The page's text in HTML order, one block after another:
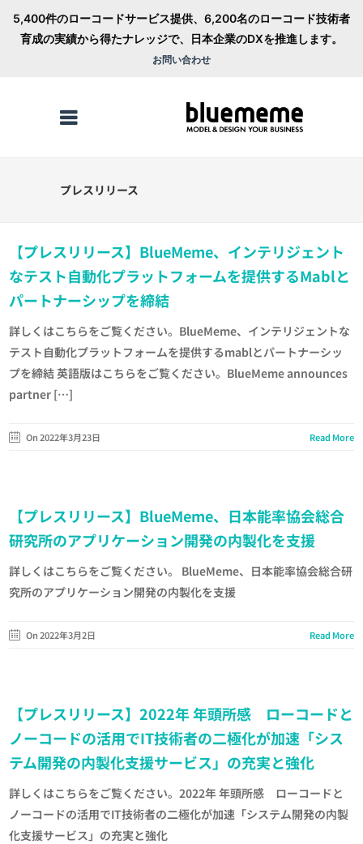
5,400件のローコードサービス提供、6,200名のローコード技術者
育成の実績から得たナレッジで、日本企業のDXを推進します。
お問い合わせ
プレスリリース
【プレスリリース】BlueMeme、インテリジェント
なテスト自動化プラットフォームを提供するmablと
パートナーシップを締結
詳しくはこちらをご覧ください。BlueMeme、インテリジェントな
テスト自動化プラットフォームを提供するmablとパートナーシッ
プを締結 英語版はこちらをご覧ください。BlueMeme announces
partner […]
On 2022年3月23日 Read More
【プレスリリース】BlueMeme、日本能率協会総合
研究所のアプリケーション開発の内製化を支援
詳しくはこちらをご覧ください。 BlueMeme、日本能率協会総合研
究所のアプリケーション開発の内製化を支援
On 2022年3月2日 Read More
【プレスリリース】2022年 年頭所感 ローコードと
ノーコードの活用でIT技術者の二極化が加速「シス
テム開発の内製化支援サービス」の充実と強化
詳しくはこちらをご覧ください。2022年 年頭所感 ローコードと
ノーコードの活用でIT技術者の二極化が加速「システム開発の内製
化支援サービス」の充実と強化